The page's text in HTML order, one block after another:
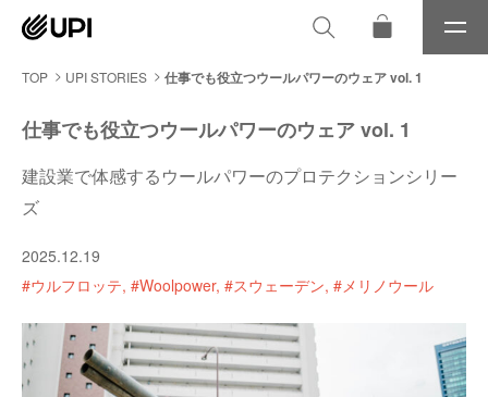
メ
ニ
TOP UPI STORIES 仕事でも役立つウールパワーのウェア vol. 1
仕事でも役立つウールパワーのウェア vol. 1
建設業で体感するウールパワーのプロテクションシリー
ズ
2025.12.19
#ウルフロッテ #Woolpower #スウェーデン #メリノウール